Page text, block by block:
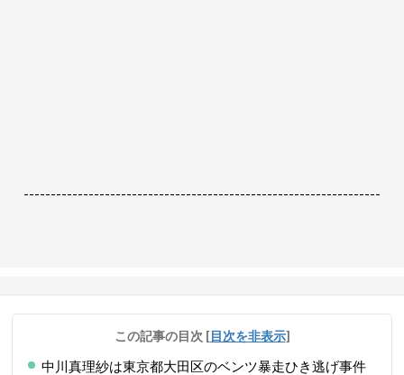
------------------------------------------------------------------
この記事の目次 [目次を非表示]
中川真理紗は東京都大田区のベンツ暴走ひき逃げ事件